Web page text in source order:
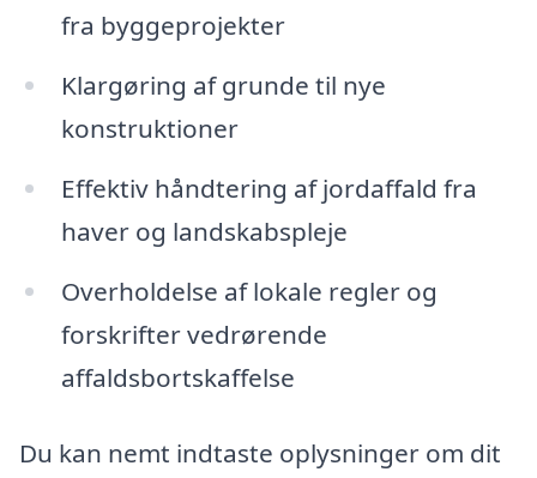
fra byggeprojekter
Klargøring af grunde til nye
konstruktioner
Effektiv håndtering af jordaffald fra
haver og landskabspleje
Overholdelse af lokale regler og
forskrifter vedrørende
affaldsbortskaffelse
Du kan nemt indtaste oplysninger om dit